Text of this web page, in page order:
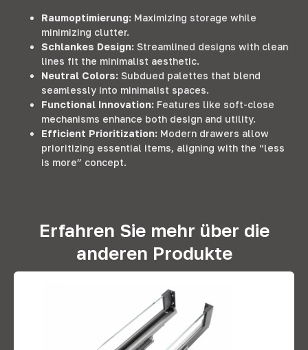
Raumoptimierung: Maximizing storage while
minimizing clutter.
Schlankes Design: Streamlined designs with clean
lines fit the minimalist aesthetic.
Neutral Colors: Subdued palettes that blend
seamlessly into minimalist spaces.
Functional Innovation: Features like soft-close
mechanisms enhance both design and utility.
Efficient Prioritization: Modern drawers allow
prioritizing essential items, aligning with the “less
is more” concept.
Erfahren Sie mehr über die
anderen Produkte